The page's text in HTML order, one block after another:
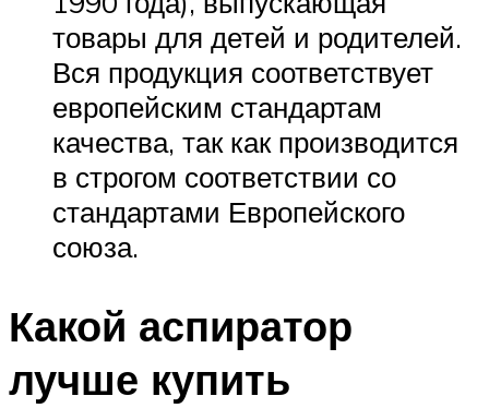
товары для детей и родителей.
Вся продукция соответствует
европейским стандартам
качества, так как производится
в строгом соответствии со
стандартами Европейского
союза.
Какой аспиратор
лучше купить